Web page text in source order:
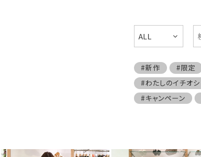
ALL
#新作 #限定
#わたしのイチオシ
#キャンペーン